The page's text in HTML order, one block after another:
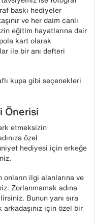
baskı hediyeler
ve her daim canlı
eğitim hayatlarına dair
kart olarak
ile bir anı defteri
kupa gibi seçenekleri
Önerisi
etmeksizin
özel
hediyesi için erkeğe
onların ilgi alanlarına ve
Zorlanmamak adına
Bunun yanı sıra
için özel bir